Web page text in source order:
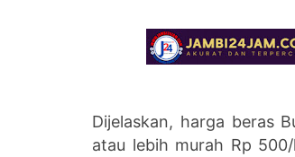
Dijelaskan, harga beras
atau lebih murah Rp